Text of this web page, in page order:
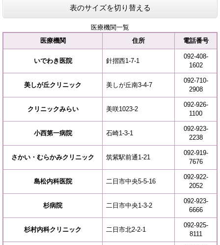
表のサイズを切り替える
医療機関一覧
医療機関
住所 電話番号
いでわき医院 針摺西1-7-1
092-408-
1602
美しが丘クリニック 美しが丘南3-4-7
092-710-
2908
クリニックみらい 美咲1023-2
092-926-
1100
小西第一病院 石崎1-3-1
092-923-
2238
さかい・むらかみクリニック 筑紫駅前通1-21
092-919-
7676
島松内科医院 二日市中央5-5-16
092-922-
2052
杉病院 二日市中央1-3-2
092-923-
6666
杉村内科クリニック 二日市北2-2-1
092-925-
8111